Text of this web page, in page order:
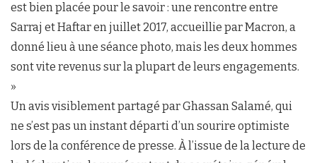
est bien placée pour le savoir : une rencontre entre
Sarraj et Haftar en juillet 2017, accueillie par Macron, a
donné lieu à une séance photo, mais les deux hommes
sont vite revenus sur la plupart de leurs engagements.
»
Un avis visiblement partagé par Ghassan Salamé, qui
ne s’est pas un instant départi d’un sourire optimiste
lors de la conférence de presse. À l’issue de la lecture de